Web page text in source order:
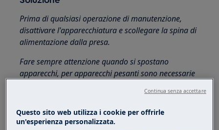
Prima di qualsiasi operazione di manutenzione,
disattivare l'apparecchiatura e scollegare la spina di
alimentazione dalla presa.
Fare sempre attenzione quando si spostano
apparecchi, per apparecchi pesanti sono necessarie
chiuse.
Questo sito web utilizza i cookie per offrirle
un'esperienza personalizzata.
Continua senza accettare